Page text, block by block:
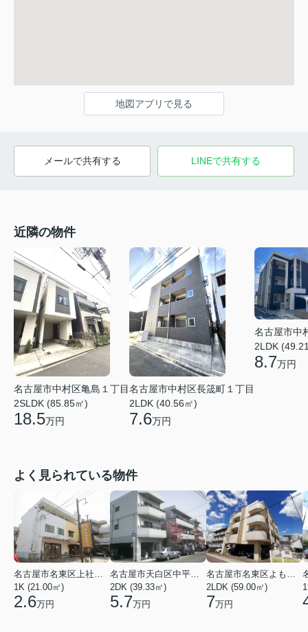
地図アプリで見る
メールで共有する LINEで共有する
近隣の物件
名古屋市中村区亀島１丁目
2SLDK (85.85㎡)
18.5万円
名古屋市中村区長筬町１丁目
2LDK (40.56㎡)
7.6万円
名古屋市中
2LDK
8.7万円
よく見られている物件
名古屋市名東区上社２丁目
1K (21.00㎡)
2.6万円
名古屋市天白区中平２丁目
2DK (39.33㎡)
5.7万円
名古屋市名東区よもぎ台２丁目
2LDK (59.00㎡)
7万円